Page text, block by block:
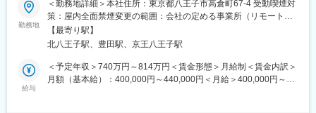
■長期就業しやすい環境
・フレックス制：11:00～14:00がコアタイム
・在宅勤務制度 ：本部署は週2~3回ほど利用されております。
・最低週1回のノー残業デーの設定など、日々の就業時間の管理を
徹底。メリハリのある職場環境づくりを推進。
出すことに挑戦しています。光学設計にとどまらず、シミュレー
ションや測定・評価手法の開発など、技術の可能性を広げる取り
組みにも積極的に取り組んでいます。
ベテランと若手の垣根なく、設計レビューやブレインストーミン
グ、ディスカッションが日常的に行われる、活気ある職場です。
一人ひとりが責任と自覚を持って業務にあたりながらも、互いに
刺激し合い高め合える環境が整っています。
勤務地
＜勤務地詳細＞本社住所：東京都八王子市高倉町67-4 受動喫煙対
策：屋内全面禁煙変更の範囲：会社の定める事業所（リモートワ
ーク含む）
【最寄り駅】
北八王子駅、豊田駅、京王八王子駅
給与
＜予定年収＞740万円～814万円＜賃金形態＞月給制＜賃金内訳＞
月額（基本給）：400,000円～440,000円＜月給＞400,000円～